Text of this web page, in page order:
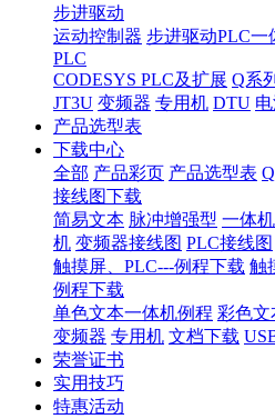
步进驱动
运动控制器 步进驱动PLC一
PLC
CODESYS PLC及扩展 Q系
JT3U 变频器 专用机 DTU
产品选型表
下载中心
全部 产品彩页 产品选型表
接线图下载
简易文本 脉冲增强型 一体
机 变频器接线图 PLC接线图
触摸屏、PLC---例程下载 触
例程下载
单色文本一体机例程 彩色文
变频器 专用机 文档下载
荣誉证书
实用技巧
特惠活动